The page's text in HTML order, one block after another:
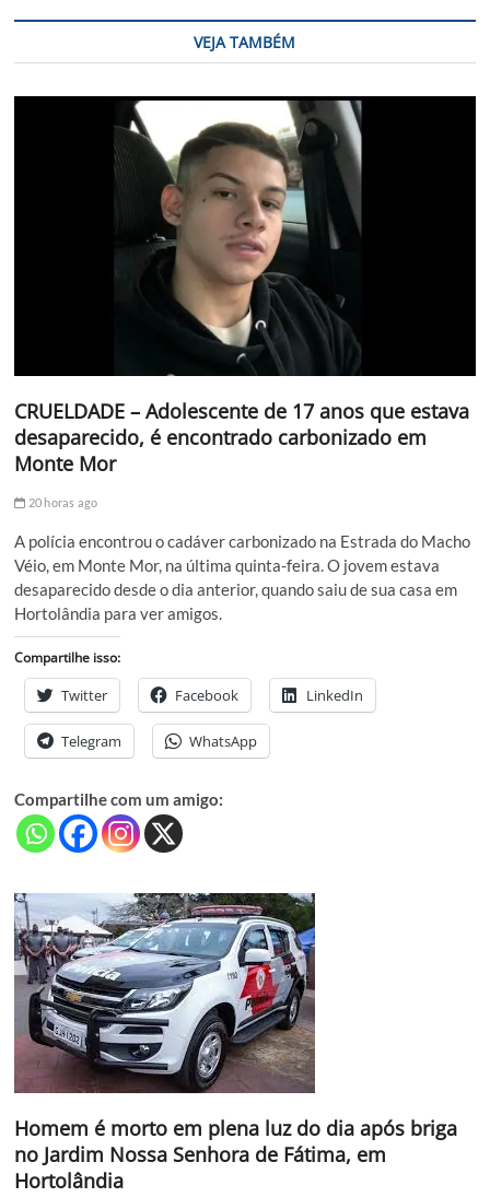
VEJA TAMBÉM
CRUELDADE – Adolescente de 17 anos que estava
desaparecido, é encontrado carbonizado em
Monte Mor
20 horas ago
A polícia encontrou o cadáver carbonizado na Estrada do Macho
Véio, em Monte Mor, na última quinta-feira. O jovem estava
desaparecido desde o dia anterior, quando saiu de sua casa em
Hortolândia para ver amigos.
Compartilhe isso:
Twitter Facebook LinkedIn
Telegram WhatsApp
Compartilhe com um amigo:
Homem é morto em plena luz do dia após briga
no Jardim Nossa Senhora de Fátima, em
Hortolândia